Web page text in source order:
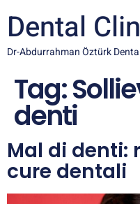
Dental
Dr-Abdurrahman Öztürk
Tag:
denti
Mal di denti:
cure dentali